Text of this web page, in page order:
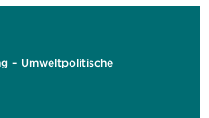
– Umweltpolitische